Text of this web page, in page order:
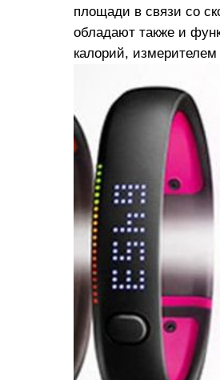
площади в связи со
обладают также и
калорий,